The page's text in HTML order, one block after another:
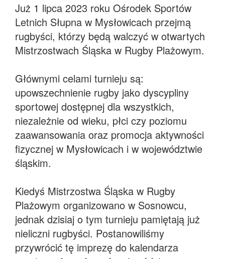
Już 1 lipca 2023 roku Ośrodek Sportów
Letnich Słupna w Mysłowicach przejmą
rugbyści, którzy będą walczyć w otwartych
Mistrzostwach Śląska w Rugby Plażowym.
Głównymi celami turnieju są:
upowszechnienie rugby jako dyscypliny
sportowej dostępnej dla wszystkich,
niezależnie od wieku, płci czy poziomu
zaawansowania oraz promocja aktywności
fizycznej w Mysłowicach i w województwie
śląskim.
Kiedyś Mistrzostwa Śląska w Rugby
Plażowym organizowano w Sosnowcu,
jednak dzisiaj o tym turnieju pamiętają już
nieliczni rugbyści. Postanowiliśmy
przywrócić tę imprezę do kalendarza